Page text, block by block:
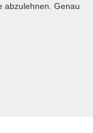
abzulehnen. Genau